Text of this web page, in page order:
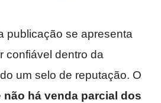
publicação se apresenta
confiável dentro da
um selo de reputação. O
não há venda parcial dos